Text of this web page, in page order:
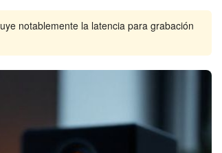
notablemente la latencia para grabación